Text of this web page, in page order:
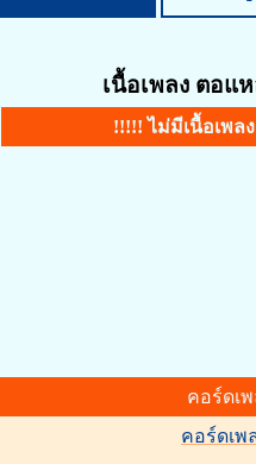
เนื้อเพลง ตอแ
!!!!! ไม่มีเนื้อเพล
คอร์ดเ
คอร์ดเพ